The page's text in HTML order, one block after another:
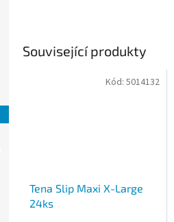
Související produkty
Tena Slip Maxi X-Large
24ks
Kód: 5014132